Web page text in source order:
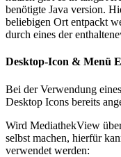
benötigte Java version.
beliebigen Ort entpackt
durch eines der
Desktop-Icon & Menü
Bei der Verwendung
Desktop Icons bereits
Wird MediathekView
selbst machen, hierfür
verwendet werden: